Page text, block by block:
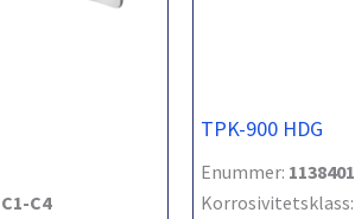
C1-C4
TPK-900 HDG
Enummer: 1138401
Korrosivitetsklass: